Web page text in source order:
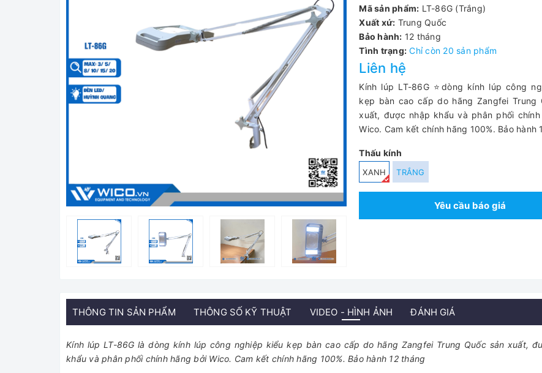
Mã sản phẩm: LT-86G (Trắng)
Xuất xứ: Trung Quốc
Bảo hành: 12 tháng
Tình trạng: Chỉ còn 20 sản phẩm
Liên hệ
Kính lúp LT-86G ⭐dòng kính lúp công
kẹp bàn cao cấp do hãng Zangfei Trung
xuất, được nhập khẩu và phân phối
Wico. Cam kết chính hãng 100%. Bảo hành
Thấu kính
XANH TRẮNG
Yêu cầu báo giá
THÔNG TIN SẢN PHẨM THÔNG SỐ KỸ THUẬT VIDEO - HÌNH ẢNH ĐÁNH GIÁ
Kính lúp LT-86G là dòng kính lúp công nghiệp kiểu kẹp bàn cao cấp do hãng Zangfei Trung Quốc sản xuất,
khẩu và phân phối chính hãng bởi Wico. Cam kết chính hãng 100%. Bảo hành 12 tháng